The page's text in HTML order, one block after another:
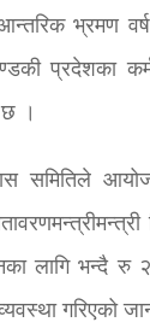
भ्रमण
प्रदेशका
।
समितिले
लागि भन्दै
गरिएको